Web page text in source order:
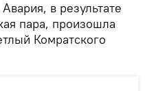
Авария, в результате
пара, произошла
Комратского